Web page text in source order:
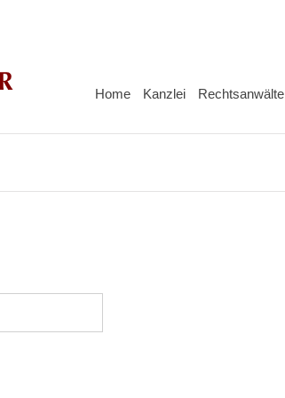
Home Kanzlei Rechtsanwälte